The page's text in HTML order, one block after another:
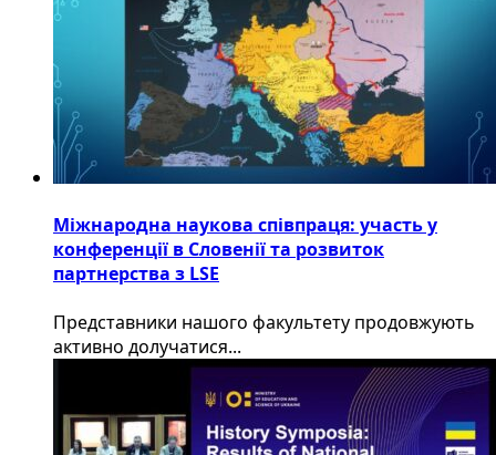
Міжнародна наукова співпраця: участь у
конференції в Словенії та розвиток
партнерства з LSE
​Представники нашого факультету продовжують
активно долучатися...